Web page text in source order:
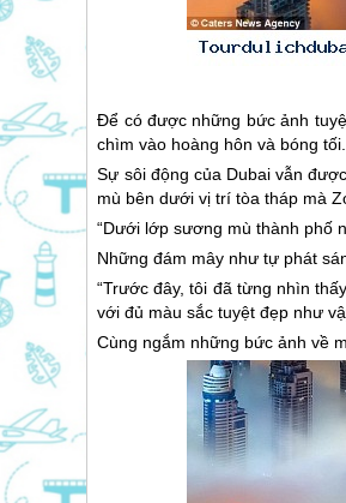
Để có được những bức ảnh
chìm vào hoàng hôn và bóng tối.
Sự sôi động của Dubai vẫn
mù bên dưới vị trí tòa tháp mà
“Dưới lớp sương mù thành phố
Những đám mây như tự phát
“Trước đây, tôi đã từng nhìn thấy
với đủ màu sắc tuyệt đẹp như
Cùng ngắm những bức ảnh về